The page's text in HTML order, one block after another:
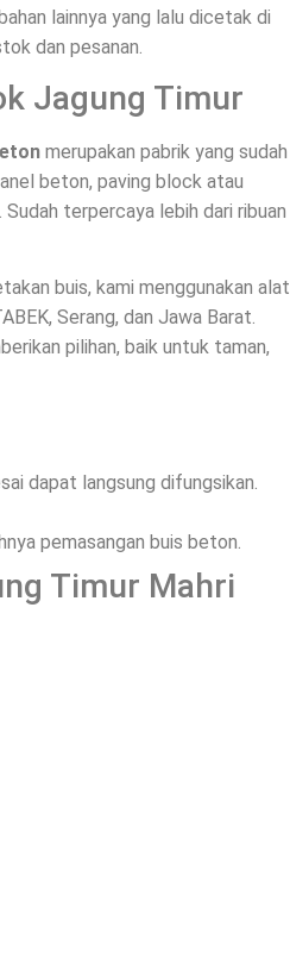
lainnya yang lalu dicetak di
dan pesanan.
Jagung Timur
merupakan pabrik yang sudah
beton, paving block atau
terpercaya lebih dari ribuan
buis, kami menggunakan alat
Serang, dan Jawa Barat.
pilihan, baik untuk taman,
dapat langsung difungsikan.
pemasangan buis beton.
Timur Mahri